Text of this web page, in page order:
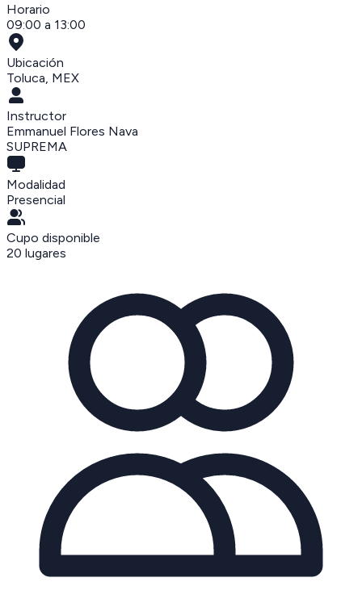
Horario
09:00 a 13:00
Ubicación
Toluca MEX
Instructor
Emmanuel Flores Nava
SUPREMA
Modalidad
Presencial
Cupo disponible
20 lugares